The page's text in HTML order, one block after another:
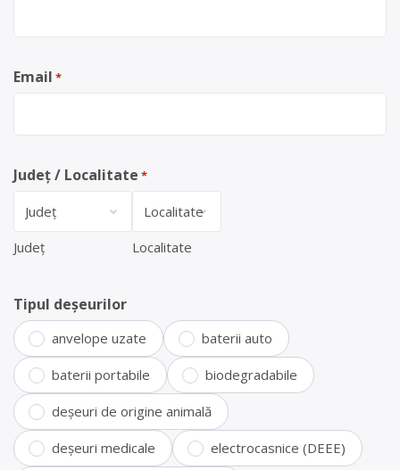
Email *
Județ / Localitate *
Județ Localitate
Tipul deșeurilor
anvelope uzate baterii auto
baterii portabile biodegradabile
deșeuri de origine animală
deșeuri medicale electrocasnice (DEEE)